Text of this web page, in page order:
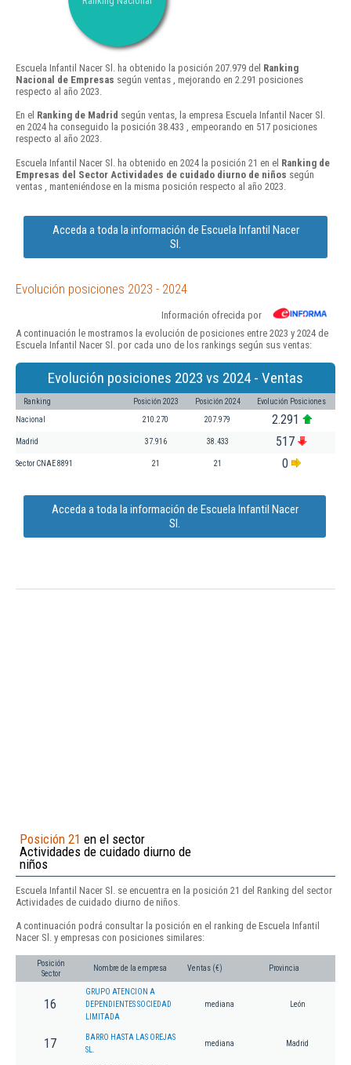
Escuela Infantil Nacer Sl. ha obtenido la posición 207.979 del Ranking
Nacional de Empresas según ventas , mejorando en 2.291 posiciones
respecto al año 2023.
En el Ranking de Madrid según ventas, la empresa Escuela Infantil Nacer Sl.
en 2024 ha conseguido la posición 38.433 , empeorando en 517 posiciones
respecto al año 2023.
Escuela Infantil Nacer Sl. ha obtenido en 2024 la posición 21 en el Ranking de
Empresas del Sector Actividades de cuidado diurno de niños según
ventas , manteniéndose en la misma posición respecto al año 2023.
Acceda a toda la información de Escuela Infantil Nacer
Sl.
Evolución posiciones 2023 - 2024
Información ofrecida por
A continuación le mostramos la evolución de posiciones entre 2023 y 2024 de
Escuela Infantil Nacer Sl. por cada uno de los rankings según sus ventas:
Evolución posiciones 2023 vs 2024 - Ventas
Ranking Posición 2023 Posición 2024 Evolución Posiciones
Nacional 210.270 207.979 2.291
Madrid 37.916 38.433 517
Sector CNAE 8891 21 21 0
Acceda a toda la información de Escuela Infantil Nacer
Sl.
Posición 21 en el sector
Actividades de cuidado diurno de
niños
Escuela Infantil Nacer Sl. se encuentra en la posición 21 del Ranking del sector
Actividades de cuidado diurno de niños.
A continuación podrá consultar la posición en el ranking de Escuela Infantil
Nacer Sl. y empresas con posiciones similares:
Posición
Sector
Nombre de la empresa Ventas (€) Provincia
16
GRUPO ATENCION A
DEPENDIENTES SOCIEDAD
LIMITADA
mediana León
17
BARRO HASTA LAS OREJAS
SL.
mediana Madrid